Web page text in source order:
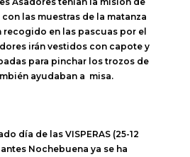
las muestras de la matanza
en las pascuas por el
irán vestidos con capote y
para pinchar los trozos de
ayudaban a misa.
día de las VISPERAS (25-12
Nochebuena ya se ha